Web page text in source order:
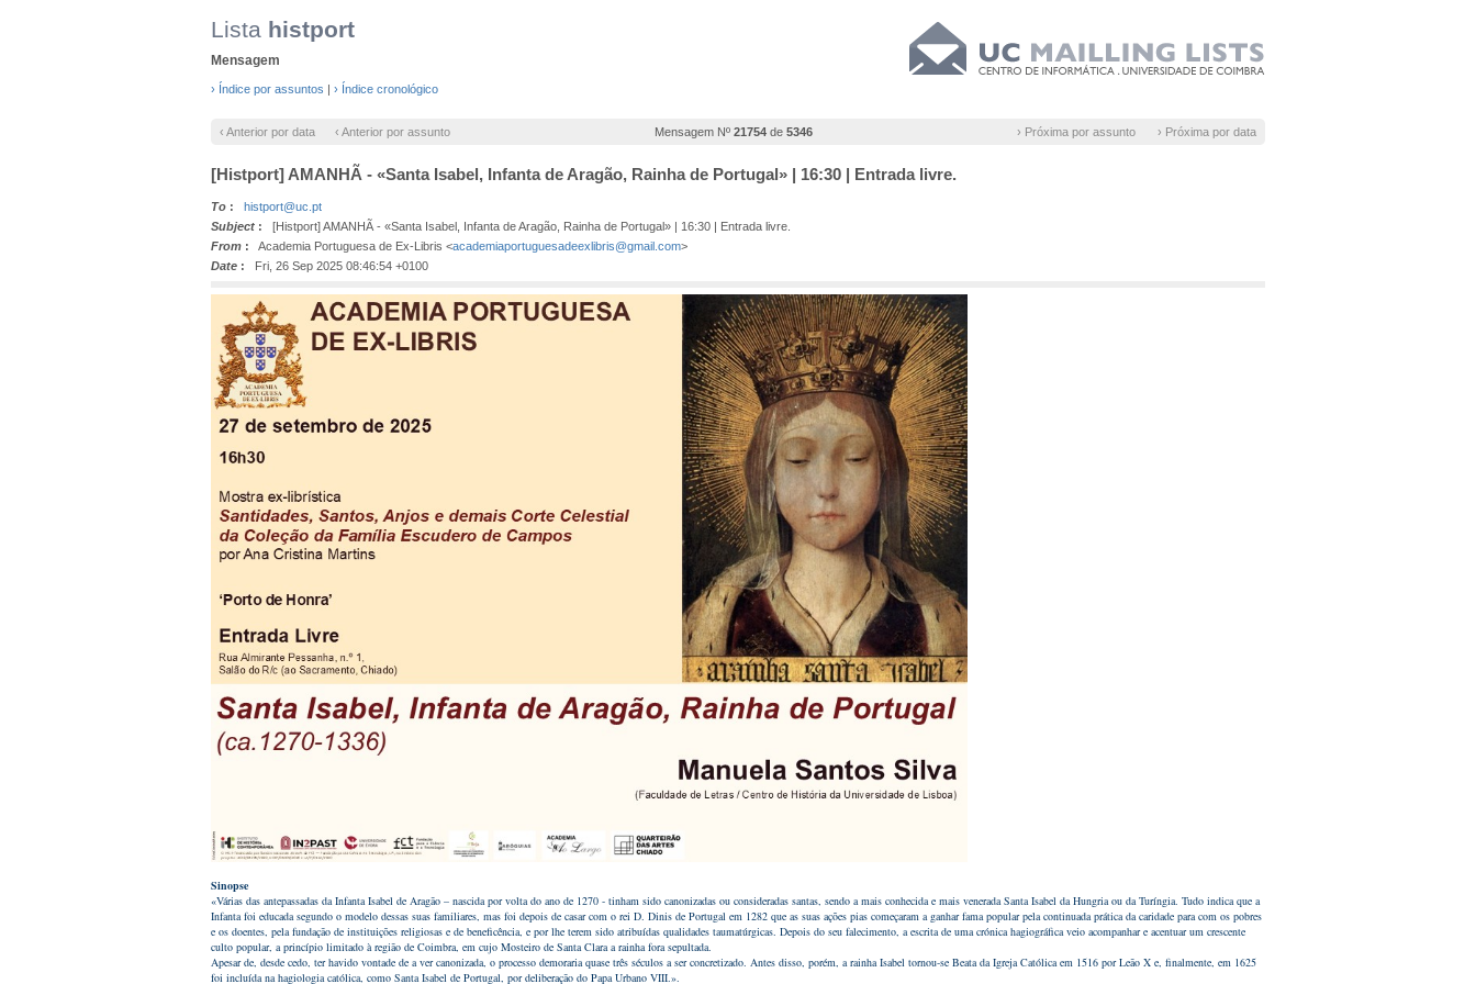
Lista histport
Mensagem
› Índice por assuntos | › Índice cronológico
‹ Anterior por data ‹ Anterior por assunto Mensagem Nº 21754 de 5346 › Próxima por assunto › Próxima por data
[Histport] AMANHÃ - «Santa Isabel, Infanta de Aragão, Rainha de Portugal» | 16:30 | Entrada livre.
To :
histport@uc.pt
Subject : [Histport] AMANHÃ - «Santa Isabel, Infanta de Aragão, Rainha de Portugal» | 16:30 | Entrada livre.
From : Academia Portuguesa de Ex-Libris <academiaportuguesadeexlibris@gmail.com>
Date : Fri, 26 Sep 2025 08:46:54 +0100
Sinopse
«Várias das antepassadas da Infanta Isabel de Aragão – nascida por volta do ano de 1270 - tinham sido canonizadas ou consideradas santas, sendo a mais conhecida e mais venerada Santa Isabel da Hungria ou da Turíngia. Tudo indica que a
Infanta foi educada segundo o modelo dessas suas familiares, mas foi depois de casar com o rei D. Dinis de Portugal em 1282 que as suas ações pias começaram a ganhar fama popular pela continuada prática da caridade para com os pobres
e os doentes, pela fundação de instituições religiosas e de beneficência, e por lhe terem sido atribuídas qualidades taumatúrgicas. Depois do seu falecimento, a escrita de uma crónica hagiográfica veio acompanhar e acentuar um crescente
culto popular, a princípio limitado à região de Coimbra, em cujo Mosteiro de Santa Clara a rainha fora sepultada.
Apesar de, desde cedo, ter havido vontade de a ver canonizada, o processo demoraria quase três séculos a ser concretizado. Antes disso, porém, a rainha Isabel tornou-se Beata da Igreja Católica em 1516 por Leão X e, finalmente, em 1625
foi incluída na hagiologia católica, como Santa Isabel de Portugal, por deliberação do Papa Urbano VIII.».